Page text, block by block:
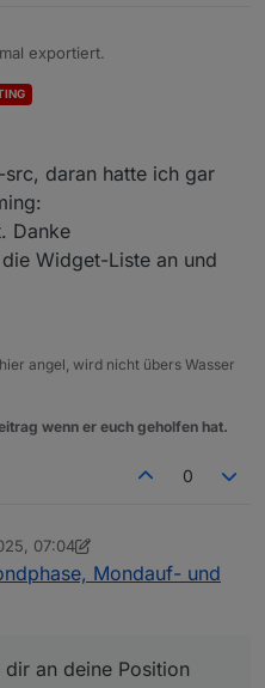
exportiert.
daran hatte ich gar
Danke
Widget-Liste an und
angel, wird nicht übers Wasser
wenn er euch geholfen hat.
0
07:04
3
Mondauf- und
dir an deine Position